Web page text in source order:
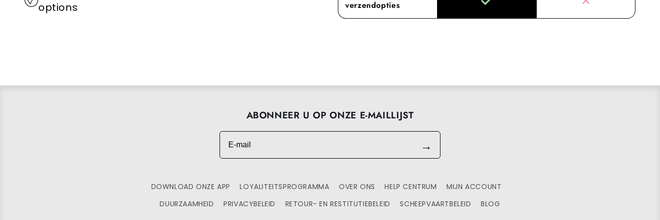
options
verzendopties
ABONNEER U OP ONZE E-MAILLIJST
E-mail
→
DOWNLOAD ONZE APP LOYALITEITSPROGRAMMA OVER ONS HELP CENTRUM
MIJN ACCOUNT
DUURZAAMHEID
PRIVACYBELEID RETOUR- EN RESTITUTIEBELEID SCHEEPVAARTBELEID BLOG